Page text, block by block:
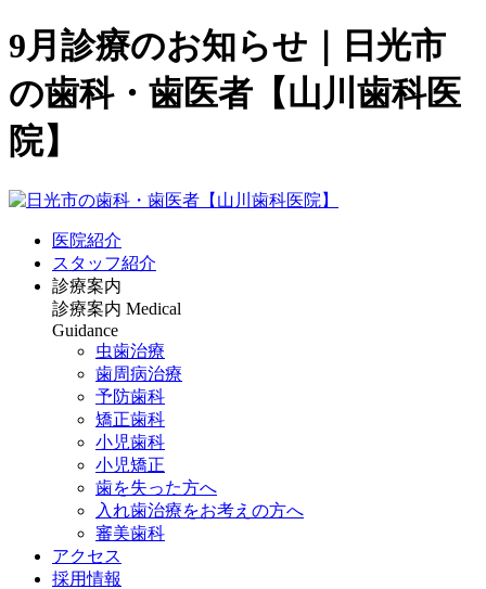
9月診療のお知らせ｜日光市
の歯科・歯医者【山川歯科医
院】
医院紹介
スタッフ紹介
診療案内
診療案内 Medical
Guidance
虫歯治療
歯周病治療
予防歯科
矯正歯科
小児歯科
小児矯正
歯を失った方へ
入れ歯治療をお考えの方へ
審美歯科
アクセス
採用情報